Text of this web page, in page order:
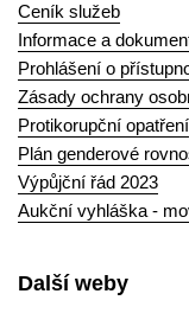
Ceník služeb
Informace a
Prohlášení o
Zásady ochrany
Protikorupční opatření
Plán genderové
Výpůjční řád 2023
Aukční vyhláška -
Další weby